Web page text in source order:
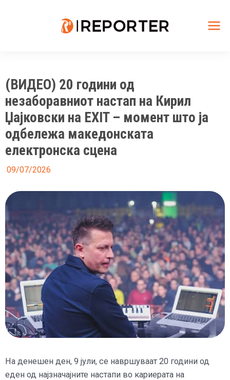
(ВИДЕО) 20 години од
незаборавниот настап на Кирил
Џајковски на EXIT – момент што ја
одбележа македонската
електронска сцена
09/07/2026
На денешен ден, 9 јули, се навршуваат 20 години од
еден од најзначајните настапи во кариерата на